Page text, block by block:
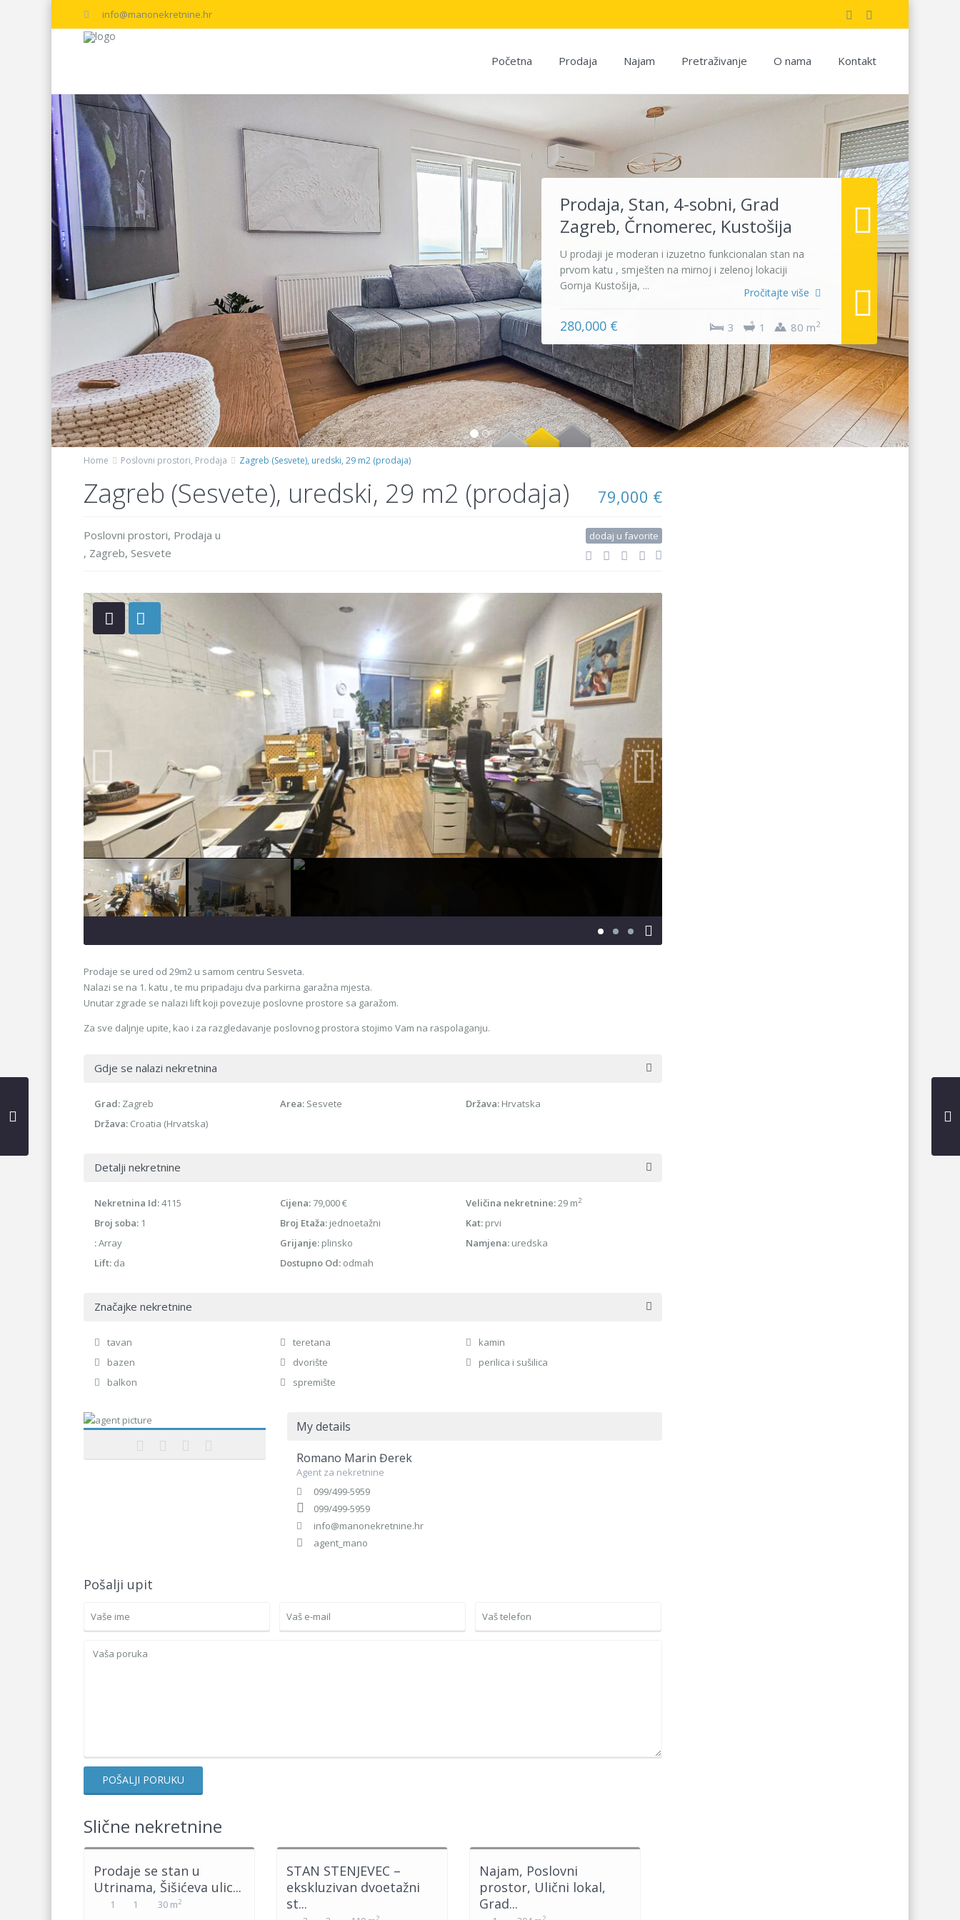
info@manonekretnine.hr
Početna Prodaja Najam Pretraživanje O nama Kontakt
Prodaja, Stan, 4-sobni, Grad
Zagreb, Črnomerec, Kustošija
U prodaji je moderan i izuzetno funkcionalan stan na
prvom katu , smješten na mirnoj i zelenoj lokaciji
Gornja Kustošija, ...
Pročitajte više
280,000 € 3 1 80 m2
Home Poslovni prostori, Prodaja Zagreb (Sesvete), uredski, 29 m2 (prodaja)
Zagreb (Sesvete), uredski, 29 m2 (prodaja) 79,000 €
Poslovni prostori, Prodaja u
, Zagreb, Sesvete
dodaj u favorite
Prodaje se ured od 29m2 u samom centru Sesveta.
Nalazi se na 1. katu , te mu pripadaju dva parkirna garažna mjesta.
Unutar zgrade se nalazi lift koji povezuje poslovne prostore sa garažom.
Za sve daljnje upite, kao i za razgledavanje poslovnog prostora stojimo Vam na raspolaganju.
Gdje se nalazi nekretnina
Grad: Zagreb Area: Sesvete Država: Hrvatska
Država: Croatia (Hrvatska)
Detalji nekretnine
Nekretnina Id:4115 Cijena:79,000 € Veličina nekretnine:29 m2
Broj soba: 1 Broj Etaža:jednoetažni Kat:prvi
:Array Grijanje:plinsko Namjena:uredska
Lift: da Dostupno Od:odmah
Značajke nekretnine
tavan teretana
kamin
bazen
dvorište
perilica i sušilica
balkon
spremište
My details
Romano Marin Đerek
Agent za nekretnine
099/499-5959
099/499-5959
info@manonekretnine.hr
agent_mano
Pošalji upit
Slične nekretnine
Prodaje se stan u
Utrinama, Šišićeva ulic...
1 1 30 m2
STAN STENJEVEC –
ekskluzivan dvoetažni
st...
2
Najam, Poslovni
prostor, Ulični lokal,
Grad...
2